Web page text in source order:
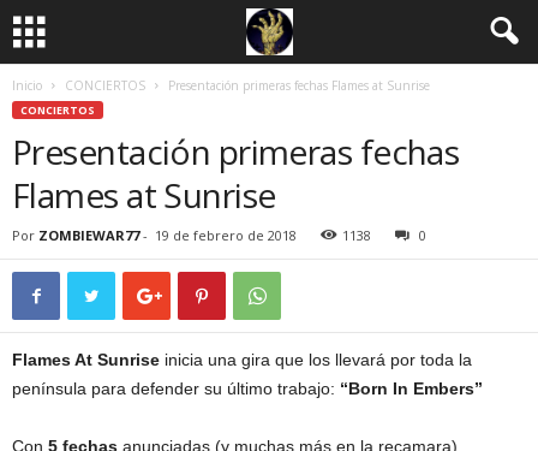
Inicio CONCIERTOS Presentación primeras fechas Flames at Sunrise
CONCIERTOS
Presentación primeras fechas
Flames at Sunrise
Por ZOMBIEWAR77- 19 de febrero de 2018 1138 0
Flames At Sunrise inicia una gira que los llevará por toda la
península para defender su último trabajo: “Born In Embers”
Con 5 fechas anunciadas (y muchas más en la recamara)